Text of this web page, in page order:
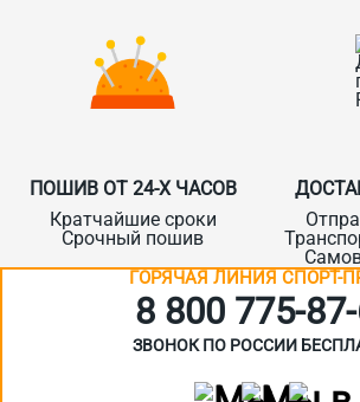
ПОШИВ ОТ 24-Х ЧАСОВ
Кратчайшие сроки
Срочный пошив
ГОРЯЧАЯ ЛИНИЯ СПОРТ-
8 800
ЗВОНОК ПО РОССИИ